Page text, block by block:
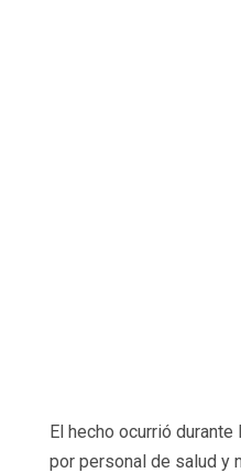
El hecho ocurrió
por personal de salud y